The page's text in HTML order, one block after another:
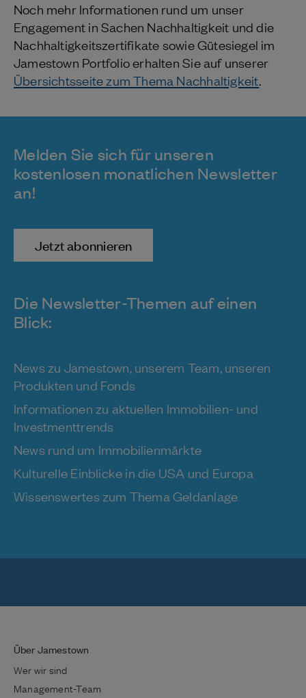
Noch mehr Informationen rund um unser
Engagement in Sachen Nachhaltigkeit und die
Nachhaltigkeitszertifikate sowie Gütesiegel im
Jamestown Portfolio erhalten Sie auf unserer
Übersichtsseite zum Thema Nachhaltigkeit.
Die Newsletter-Themen auf einen
Blick:
News zu Jamestown, unserem Team, unseren
Produkten und Fonds
Informationen zu aktuellen Immobilien- und
Investmenttrends
News rund um Immobilienmärkte
Kulturelle Einblicke in die USA und Europa
Wissenswertes zum Thema Geldanlage
Melden Sie sich für unseren
kostenlosen monatlichen Newsletter
an!
Jetzt abonnieren
Über Jamestown
Wer wir sind
Management-Team